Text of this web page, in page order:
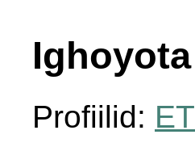
Profiilid: